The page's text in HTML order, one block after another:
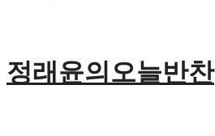
정래윤의오늘반찬